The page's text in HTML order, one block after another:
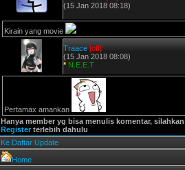
(15 Jan 2018 08:18)
Kirain yang movie
Traace [off]
(15 Jan 2018 08:08)
* N.E.E.T
Pertamax amankan
Hanya member yg bisa menulis komentar, silahkan
Registerterlebih dahulu
Ke Daftar Update
Home